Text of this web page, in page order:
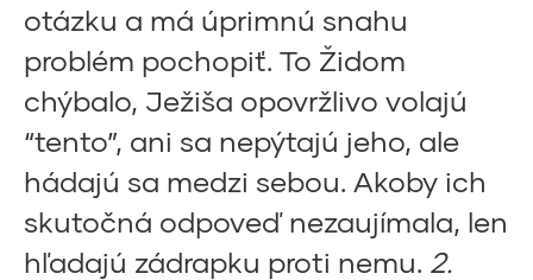
otázku a má úprimnú snahu
problém pochopiť. To Židom
chýbalo, Ježiša opovržlivo volajú
“tento”, ani sa nepýtajú jeho, ale
hádajú sa medzi sebou. Akoby ich
skutočná odpoveď nezaujímala, len
hľadajú zádrapku proti nemu. 2.